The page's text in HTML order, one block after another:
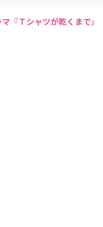
『Ｔシャツが乾くまで』